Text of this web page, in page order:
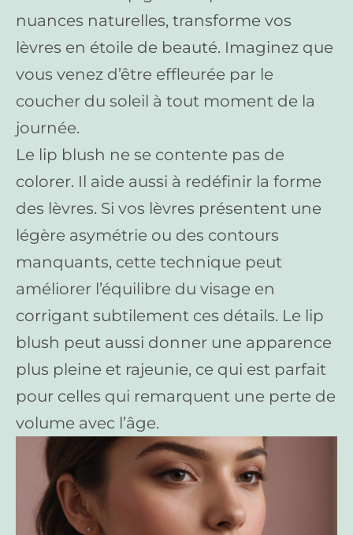
nuances naturelles, transforme vos
lèvres en étoile de beauté. Imaginez que
vous venez d’être effleurée par le
coucher du soleil à tout moment de la
journée.
Le lip blush ne se contente pas de
colorer. Il aide aussi à redéfinir la forme
des lèvres. Si vos lèvres présentent une
légère asymétrie ou des contours
manquants, cette technique peut
améliorer l’équilibre du visage en
corrigant subtilement ces détails. Le lip
blush peut aussi donner une apparence
plus pleine et rajeunie, ce qui est parfait
pour celles qui remarquent une perte de
volume avec l’âge.